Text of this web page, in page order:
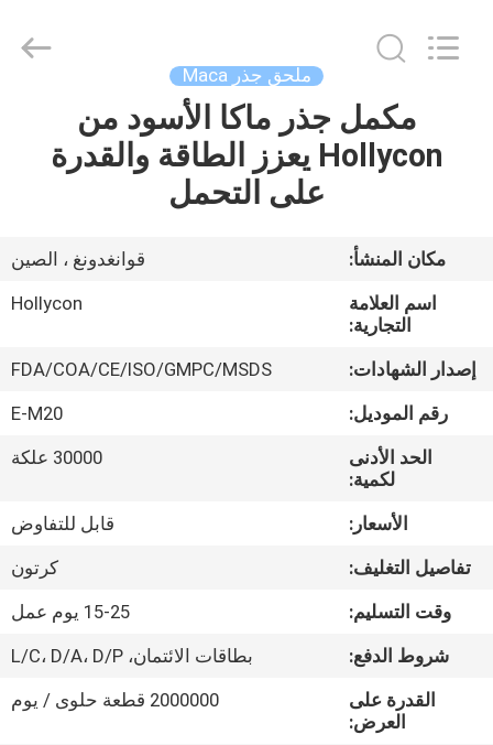
أشرطة
فيديو
حول
جولة
المعمل
ضبط
الجودة
ملحق جذر Maca
مكمل جذر ماكا الأسود من
Hollycon يعزز الطاقة والقدرة
على التحمل
مكان المنشأ:
قوانغدونغ ، الصين
اسم العلامة
التجارية:
Hollycon
إصدار الشهادات:
FDA/COA/CE/ISO/GMPC/MSDS
رقم الموديل:
E-M20
الحد الأدنى
لكمية:
30000 علكة
الأسعار:
قابل للتفاوض
تفاصيل التغليف:
كرتون
وقت التسليم:
15-25 يوم عمل
شروط الدفع:
بطاقات الائتمان، L/C، D/A، D/P
القدرة على
العرض:
2000000 قطعة حلوى / يوم